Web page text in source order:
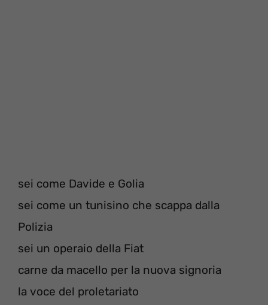
sei come Davide e Golia
sei come un tunisino che scappa dalla
Polizia
sei un operaio della Fiat
carne da macello per la nuova signoria
la voce del proletariato